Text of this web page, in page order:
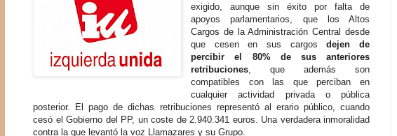
exigido, aunque sin éxito por falta de
apoyos parlamentarios, que los Altos
Cargos de la Administración Central desde
que cesen en sus cargosdejen de
percibir el 80% de sus anteriores
retribuciones , que además son
compatibles con las que perciban en
cualquier actividad privada o pública
posterior. El pago de dichas retribuciones representó al erario público, cuando
cesó el Gobierno del PP, un coste de 2.940.341 euros. Una verdadera inmoralidad
contra la que levantó la voz Llamazares y su Grupo.